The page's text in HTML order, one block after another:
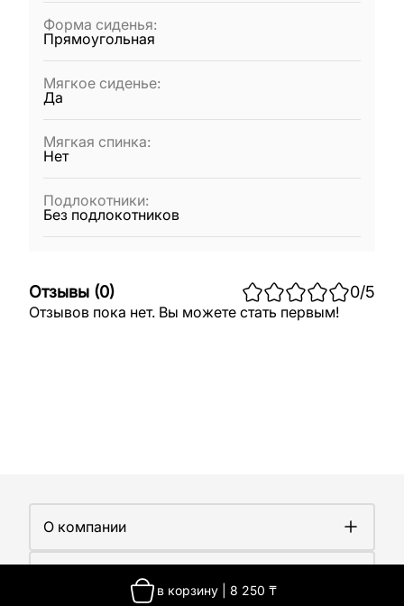
в корзину| 8 250 ₸
Форма сиденья:
Прямоугольная
Мягкое сиденье:
Да
Мягкая спинка:
Нет
Подлокотники:
Без подлокотников
Отзывы (0) 0/5
Отзывов пока нет. Вы можете стать первым!
О компании